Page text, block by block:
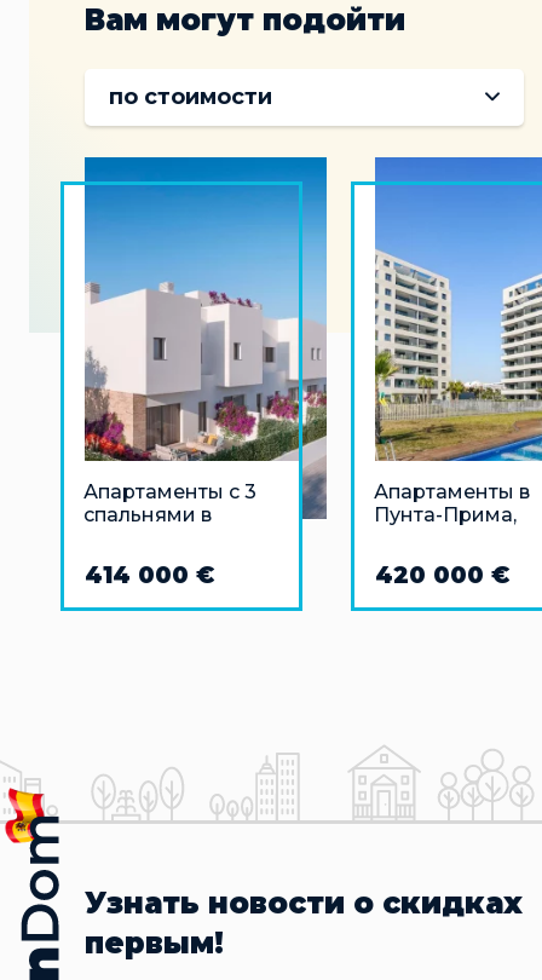
Вам могут подойти
по стоимости
Апартаменты с 3
спальнями в
Малаг
414 000 €
Апартаменты в
Пунта-Прима,
м от моря
420 000 €
Узнать новости о скидках
первым!